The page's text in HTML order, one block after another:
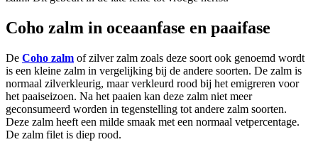
Coho zalm in oceaanfase en paaifase
De Coho zalm of zilver zalm zoals deze soort ook genoemd wordt
is een kleine zalm in vergelijking bij de andere soorten. De zalm is
normaal zilverkleurig, maar verkleurd rood bij het emigreren voor
het paaiseizoen. Na het paaien kan deze zalm niet meer
geconsumeerd worden in tegenstelling tot andere zalm soorten.
Deze zalm heeft een milde smaak met een normaal vetpercentage.
De zalm filet is diep rood.